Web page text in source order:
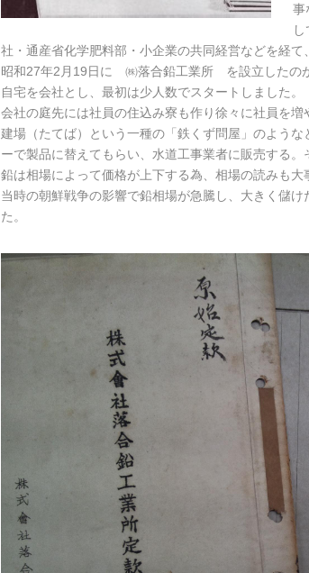
事
社・通産省化学肥料部・小企業の共同経営などを経て
昭和27年2月19日に ㈱落合鉛工業所 を設立したの
自宅を会社とし、最初は少人数でスタートしました。
会社の庭先には社員の住込み寮も作り徐々に社員を増
建場（たてば）という一種の「鉄くず問屋」のよう
ーで製品に替えてもらい、水道工事業者に販売する。
鉛は相場によって価格が上下する為、相場の読みも大
当時の朝鮮戦争の影響で鉛相場が急騰し、大きく儲
た。